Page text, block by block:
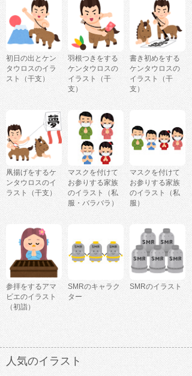
初日の出とケン
タウロスのイラ
スト（干支）
羽根つきをする
ケンタウロスの
イラスト（干
支）
書き初めをする
ケンタウロスの
イラスト（干
支）
凧揚げをするケ
ンタウロスのイ
ラスト（干支）
マスクを付けて
お参りする家族
のイラスト（私
服・バラバラ）
マスクを付けて
お参りする家族
のイラスト（私
服）
参拝をするアマ
ビエのイラスト
（初詣）
SMRのキャラク
ター
SMRのイラスト
人気のイラスト